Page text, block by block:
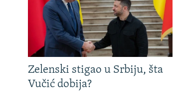
Zelenski stigao u Srbiju, šta
Vučić dobija?